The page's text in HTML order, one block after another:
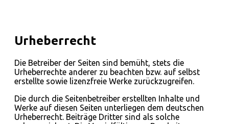
Urheberrecht
Die Betreiber der Seiten sind bemüht, stets die
Urheberrechte anderer zu beachten bzw. auf selbst
erstellte sowie lizenzfreie Werke zurückzugreifen.
Die durch die Seitenbetreiber erstellten Inhalte und
Werke auf diesen Seiten unterliegen dem deutschen
Urheberrecht. Beiträge Dritter sind als solche